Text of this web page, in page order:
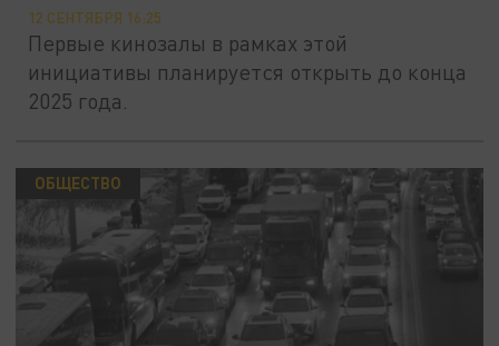
12 СЕНТЯБРЯ 16:25
Первые кинозалы в рамках этой
инициативы планируется открыть до конца
2025 года.
ОБЩЕСТВО